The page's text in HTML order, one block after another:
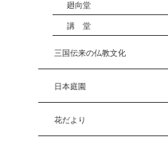
廻向堂
講 堂
三国伝来の仏教文化
日本庭園
花だより